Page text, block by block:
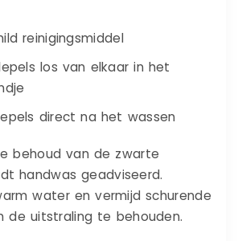
reinigingsmiddel
los van elkaar in het
direct na het wassen
behoud van de zwarte
handwas geadviseerd.
water en vermijd schurende
de uitstraling te behouden.